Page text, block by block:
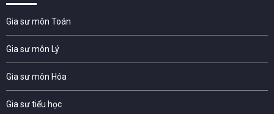
Gia sư môn Toán
Gia sư môn Lý
Gia sư môn Hóa
Gia sư tiểu học